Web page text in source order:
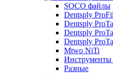
SOCO файлы
Dentsply
Dentsply
Dentsply
Dentsply
Mtwo NiTi
Разные